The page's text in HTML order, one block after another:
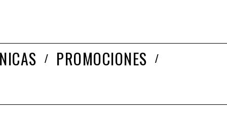
PROMOCIONES